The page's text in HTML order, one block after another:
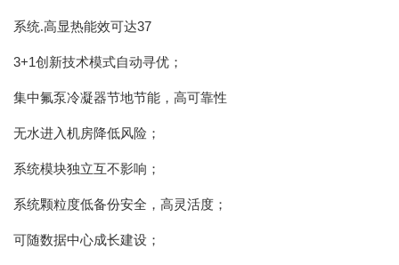
系统.高显热能效可达37
3+1创新技术模式自动寻优；
集中氟泵冷凝器节地节能，高可靠性
无水进入机房降低风险；
系统模块独立互不影响；
系统颗粒度低备份安全，高灵活度；
可随数据中心成长建设；